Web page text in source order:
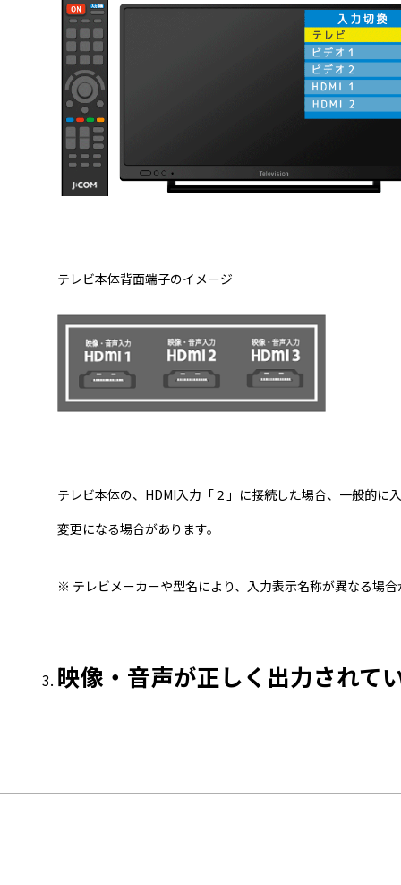
テレビ本体背面端子のイメージ
テレビ本体の、HDMI入力「２」に接続した場合、一般的に
変更になる場合があります。
※ テレビメーカーや型名により、入力表示名称が異なる場合
映像・音声が正しく出力されて